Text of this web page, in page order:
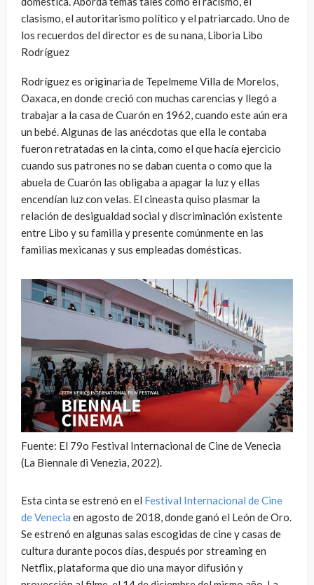
clasismo, el autoritarismo político y el patriarcado. Uno de
los recuerdos del director es de su nana, Liboria Libo
Rodríguez
Rodríguez es originaria de Tepelmeme Villa de Morelos,
Oaxaca, en donde creció con muchas carencias y llegó a
trabajar a la casa de Cuarón en 1962, cuando este aún era
un bebé. Algunas de las anécdotas que ella le contaba
fueron retratadas en la cinta, como el que hacía ejercicio
cuando sus patrones no se daban cuenta o como que la
abuela de Cuarón las obligaba a apagar la luz y ellas
encendían luz con velas. El cineasta quiso plasmar la
relación de desigualdad social y discriminación existente
entre Libo y su familia y presente comúnmente en las
familias mexicanas y sus empleadas domésticas.
Fuente: El 79o Festival Internacional de Cine de Venecia
(La Biennale di Venezia, 2022).
Esta cinta se estrenó en el Festival Internacional de Cine
de Venecia en agosto de 2018, donde ganó el León de Oro.
Se estrenó en algunas salas escogidas de cine y casas de
cultura durante pocos días, después por streaming en
Netflix, plataforma que dio una mayor difusión y